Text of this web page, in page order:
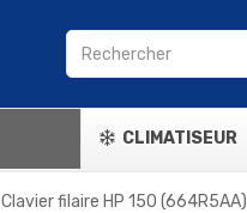
CLIMATISEUR
Clavier filaire HP 150 (664R5AA)